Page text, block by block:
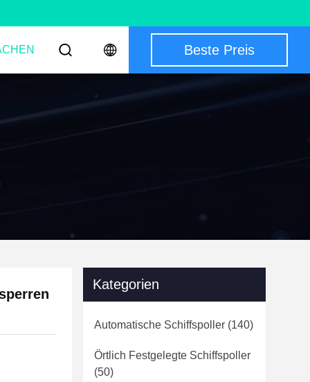
Beste Preis
Kategorien
Automatische Schiffspoller (140)
Örtlich Festgelegte Schiffspoller
(50)